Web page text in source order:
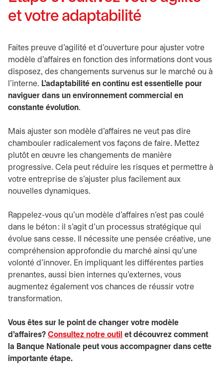
et votre adaptabilité
Faites preuve d’agilité et d’ouverture pour ajuster votre
modèle d’affaires en fonction des informations dont vous
disposez, des changements survenus sur le marché ou à
l’interne. L’adaptabilité en continu est essentielle pour
naviguer dans un environnement commercial en
constante évolution.
Mais ajuster son modèle d’affaires ne veut pas dire
chambouler radicalement vos façons de faire. Mettez
plutôt en œuvre les changements de manière
progressive. Cela peut réduire les risques et permettre à
votre entreprise de s’ajuster plus facilement aux
nouvelles dynamiques.
Rappelez-vous qu’un modèle d’affaires n’est pas coulé
dans le béton : il s’agit d’un processus stratégique qui
évolue sans cesse. Il nécessite une pensée créative, une
compréhension approfondie du marché ainsi qu’une
volonté d’innover. En impliquant les différentes parties
prenantes, aussi bien internes qu’externes, vous
augmentez également vos chances de réussir votre
transformation.
Vous êtes sur le point de changer votre modèle
d’affaires? Consultez notre outil et découvrez comment
la Banque Nationale peut vous accompagner dans cette
importante étape.